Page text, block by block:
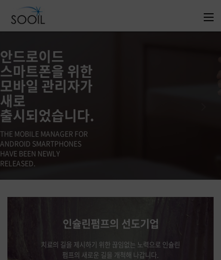
안드로이드
스마트폰을 위한
모바일 관리자가
새로
출시되었습니다.
THE MOBILE MANAGER FOR
ANDROID SMARTPHONES
HAVE BEEN NEWLY
RELEASED.
인슐린펌프의 선도기업
치료의 길을 제시하기 위한 끊임없는 노력으로 인슐린
펌프의 새로운 길을 개척해 나갑니다.